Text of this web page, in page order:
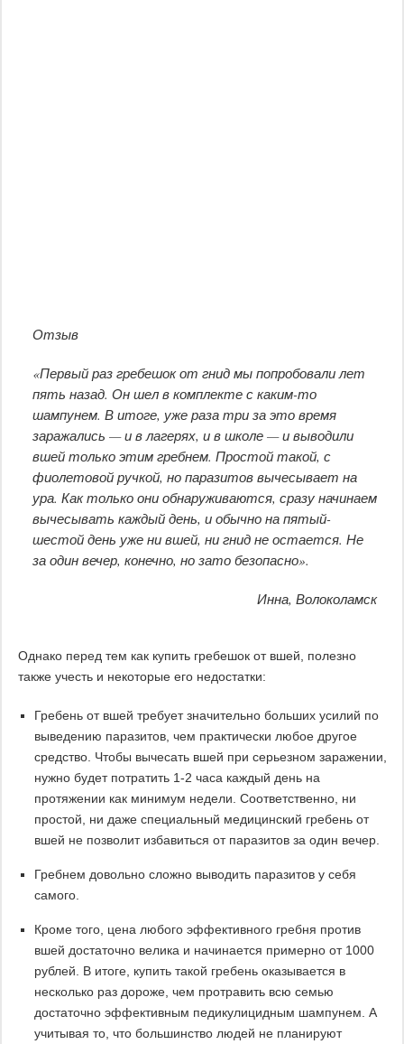
Отзыв
«Первый раз гребешок от гнид мы попробовали лет
пять назад. Он шел в комплекте с каким-то
шампунем. В итоге, уже раза три за это время
заражались — и в лагерях, и в школе — и выводили
вшей только этим гребнем. Простой такой, с
фиолетовой ручкой, но паразитов вычесывает на
ура. Как только они обнаруживаются, сразу начинаем
вычесывать каждый день, и обычно на пятый-
шестой день уже ни вшей, ни гнид не остается. Не
за один вечер, конечно, но зато безопасно».
Инна, Волоколамск
Однако перед тем как купить гребешок от вшей, полезно
также учесть и некоторые его недостатки:
Гребень от вшей требует значительно больших усилий по
выведению паразитов, чем практически любое другое
средство. Чтобы вычесать вшей при серьезном заражении,
нужно будет потратить 1-2 часа каждый день на
протяжении как минимум недели. Соответственно, ни
простой, ни даже специальный медицинский гребень от
вшей не позволит избавиться от паразитов за один вечер.
Гребнем довольно сложно выводить паразитов у себя
самого.
Кроме того, цена любого эффективного гребня против
вшей достаточно велика и начинается примерно от 1000
рублей. В итоге, купить такой гребень оказывается в
несколько раз дороже, чем протравить всю семью
достаточно эффективным педикулицидным шампунем. А
учитывая то, что большинство людей не планируют